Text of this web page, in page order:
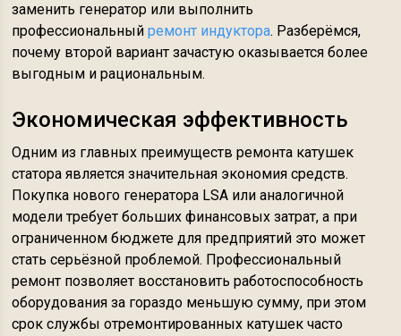
заменить генератор или выполнить
профессиональныйремонт индуктора. Разберёмся,
почему второй вариант зачастую оказывается более
выгодным и рациональным.
Экономическая эффективность
Одним из главных преимуществ ремонта катушек
статора является значительная экономия средств.
Покупка нового генератора LSA или аналогичной
модели требует больших финансовых затрат, а при
ограниченном бюджете для предприятий это может
стать серьёзной проблемой. Профессиональный
ремонт позволяет восстановить работоспособность
оборудования за гораздо меньшую сумму, при этом
срок службы отремонтированных катушек часто